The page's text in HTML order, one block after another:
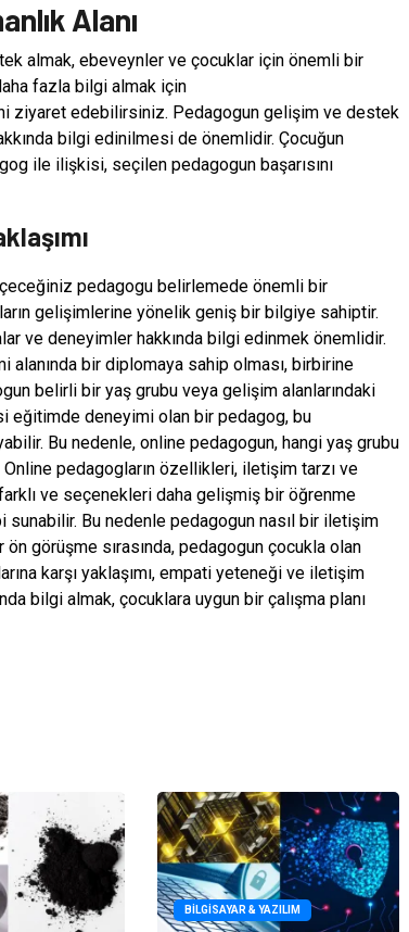
Alanı
almak, ebeveynler ve çocuklar için önemli bir
fazla bilgi almak için
ziyaret edebilirsiniz. Pedagogun gelişim ve destek
bilgi edinilmesi de önemlidir. Çocuğun
ile ilişkisi, seçilen pedagogun başarısını
pedagogu belirlemede önemli bir
gelişimlerine yönelik geniş bir bilgiye sahiptir.
ve deneyimler hakkında bilgi edinmek önemlidir.
bir diplomaya sahip olması, birbirine
belirli bir yaş grubu veya gelişim alanlarındaki
eğitimde deneyimi olan bir pedagog, bu
Bu nedenle, online pedagogun, hangi yaş grubu
pedagogların özellikleri, iletişim tarzı ve
ve seçenekleri daha gelişmiş bir öğrenme
sunabilir. Bu nedenle pedagogun nasıl bir iletişim
görüşme sırasında, pedagogun çocukla olan
karşı yaklaşımı, empati yeteneği ve iletişim
bilgi almak, çocuklara uygun bir çalışma planı
BILGISAYAR & YAZILIM